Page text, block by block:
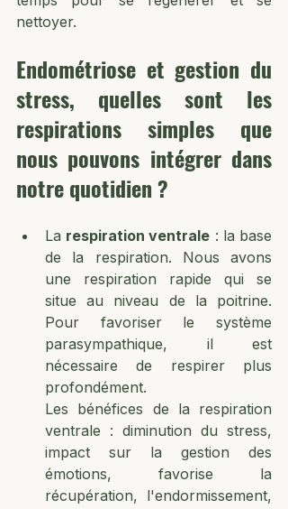
nettoyer.
Endométriose et gestion du
stress, quelles sont les
respirations simples que
nous pouvons intégrer dans
notre quotidien ?
La respiration ventrale : la base
de la respiration. Nous avons
une respiration rapide qui se
situe au niveau de la poitrine.
Pour favoriser le système
parasympathique, il est
nécessaire de respirer plus
profondément.
Les bénéfices de la respiration
ventrale : diminution du stress,
impact sur la gestion des
émotions, favorise la
récupération, l'endormissement,